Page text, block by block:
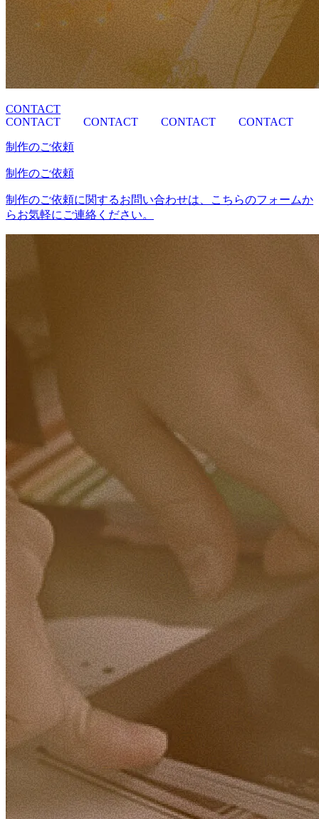
CONTACT
CONTACT
CONTACT CONTACT CONTACT
制作のご依頼
制作のご依頼
制作のご依頼に関するお問い合わせは、こちらのフォームか
らお気軽にご連絡ください。